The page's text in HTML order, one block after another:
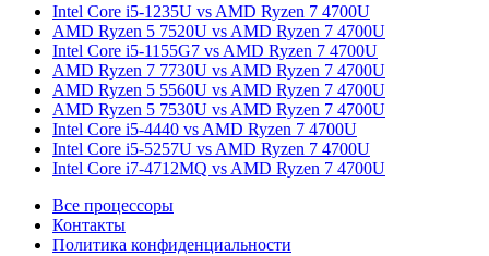
Intel Core i5-1235U vs AMD Ryzen 7 4700U
AMD Ryzen 5 7520U vs AMD Ryzen 7 4700U
Intel Core i5-1155G7 vs AMD Ryzen 7 4700U
AMD Ryzen 7 7730U vs AMD Ryzen 7 4700U
AMD Ryzen 5 5560U vs AMD Ryzen 7 4700U
AMD Ryzen 5 7530U vs AMD Ryzen 7 4700U
Intel Core i5-4440 vs AMD Ryzen 7 4700U
Intel Core i5-5257U vs AMD Ryzen 7 4700U
Intel Core i7-4712MQ vs AMD Ryzen 7 4700U
Все процессоры
Контакты
Политика конфиденциальности